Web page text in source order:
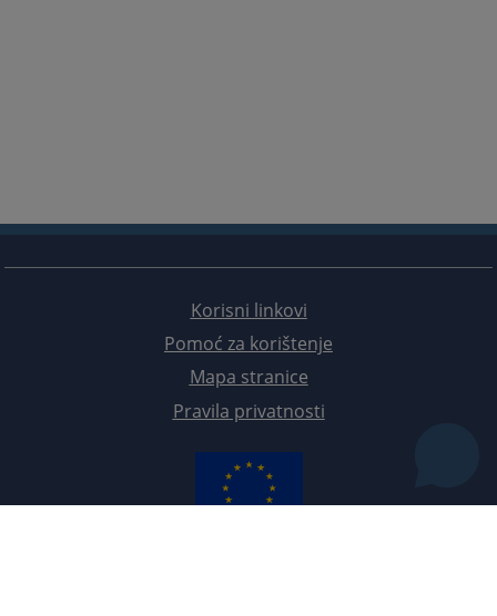
Korisni linkovi
Pomoć za korištenje
Mapa stranice
Pravila privatnosti